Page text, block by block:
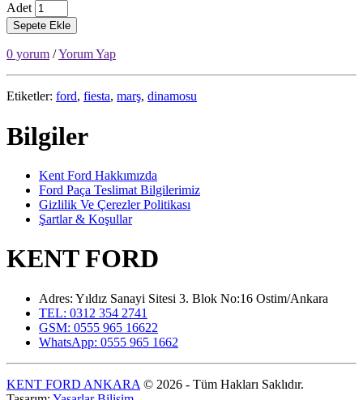
Adet
Sepete Ekle
0 yorum /Yorum Yap
Etiketler: ford, fiesta, marş, dinamosu
Bilgiler
Kent Ford Hakkımızda
Ford Paça Teslimat Bilgilerimiz
Gizlilik Ve Çerezler Politikası
Şartlar & Koşullar
KENT FORD
Adres: Yıldız Sanayi Sitesi 3. Blok No:16 Ostim/Ankara
TEL: 0312 354 2741
GSM: 0555 965 16622
WhatsApp: 0555 965 1662
KENT FORD ANKARA © 2026 - Tüm Hakları Saklıdır.